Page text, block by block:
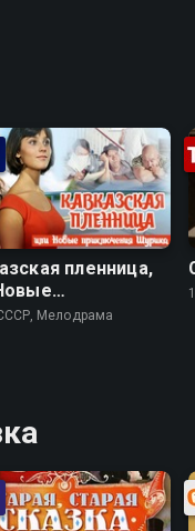
пленница,
Шурика
Мелодрама